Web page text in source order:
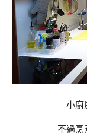
小廚
不過烹